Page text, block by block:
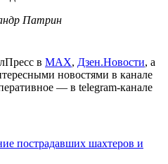
Патрин
в МАХ, Дзен.Новости, а
новостями в канале
— в telegram-канале
пострадавших шахтеров и